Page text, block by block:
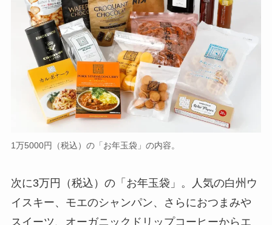
1万5000円（税込）の「お年玉袋」の内容。
次に3万円（税込）の「お年玉袋」。人気の白州ウ
イスキー、モエのシャンパン、さらにおつまみや
スイーツ、オーガニックドリップコーヒーからエ